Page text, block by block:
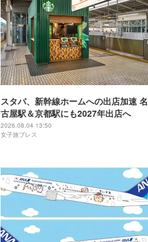
スタバ、新幹線ホームへの出店加速 名
古屋駅＆京都駅にも2027年出店へ
2026.08.04 13:50
女子旅プレス